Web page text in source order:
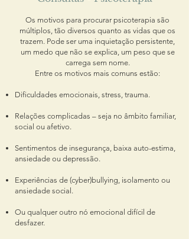
Os motivos para procurar psicoterapia são
múltiplos, tão diversos quanto as vidas que os
trazem. Pode ser uma inquietação persistente,
um medo que não se explica, um peso que se
carrega sem nome.
Entre os motivos mais comuns estão:
Dificuldades emocionais, stress, trauma.
Relações complicadas – seja no âmbito familiar,
social ou afetivo.
Sentimentos de insegurança, baixa auto-estima,
ansiedade ou depressão.
Experiências de (cyber)bullying, isolamento ou
ansiedade social.
Ou qualquer outro nó emocional difícil de
desfazer.